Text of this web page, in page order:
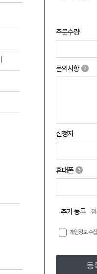
주문수량
문의사항
신청자
휴대폰
추가 등록
개인정보 수
등